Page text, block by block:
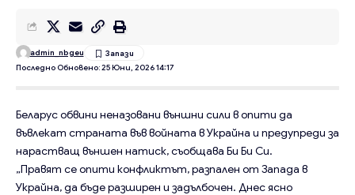
Последно Обновено: 25 Юни, 2026 14:17
admin_nbgeu
Беларус обвини неназовани външни сили в опити да
въвлекат страната във войната в Украйна и предупреди за
нарастващ външен натиск, съобщава Би Би Си.
„Правят се опити конфликтът, разпален от Запада в
Украйна, да бъде разширен и задълбочен. Днес ясно